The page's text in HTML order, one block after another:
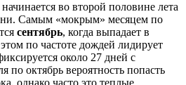
во второй половине лета
Самым «мокрым» месяцем по
сентябрь, когда выпадает в
по частоте дождей лидирует
около 27 дней с
по октябрь вероятность попасть